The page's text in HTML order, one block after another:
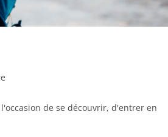
de se découvrir, d'entrer en